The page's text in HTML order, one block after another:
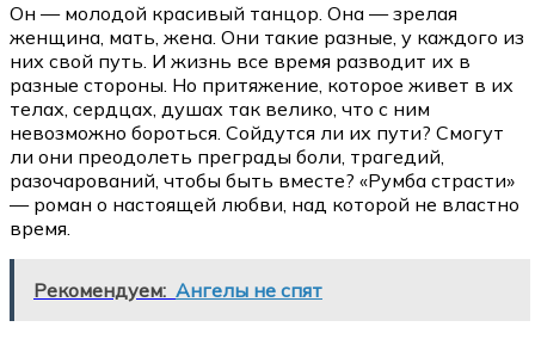
Он — молодой красивый танцор. Она — зрелая
женщина, мать, жена. Они такие разные, у каждого из
них свой путь. И жизнь все время разводит их в
разные стороны. Но притяжение, которое живет в их
телах, сердцах, душах так велико, что с ним
невозможно бороться. Сойдутся ли их пути? Смогут
ли они преодолеть преграды боли, трагедий,
разочарований, чтобы быть вместе? «Румба страсти»
— роман о настоящей любви, над которой не властно
время.
Рекомендуем: Ангелы не спят